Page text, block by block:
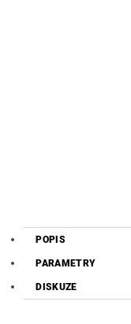
POPIS
PARAMETRY
DISKUZE